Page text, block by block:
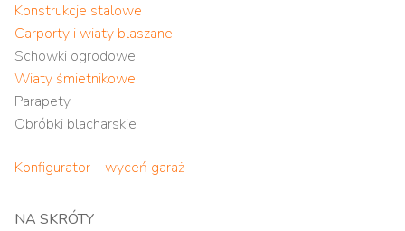
Konstrukcje stalowe
Carporty i wiaty blaszane
Schowki ogrodowe
Wiaty śmietnikowe
Parapety
Obróbki blacharskie
Konfigurator – wyceń garaż
NA SKRÓTY